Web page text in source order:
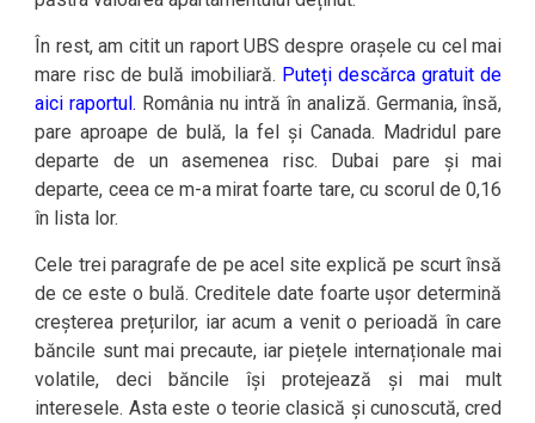
În rest, am citit un raport UBS despre orașele cu cel mai
mare risc de bulă imobiliară. Puteți descărca gratuit de
aici raportul. România nu intră în analiză. Germania, însă,
pare aproape de bulă, la fel și Canada. Madridul pare
departe de un asemenea risc. Dubai pare și mai
departe, ceea ce m-a mirat foarte tare, cu scorul de 0,16
în lista lor.
Cele trei paragrafe de pe acel site explică pe scurt însă
de ce este o bulă. Creditele date foarte ușor determină
creșterea prețurilor, iar acum a venit o perioadă în care
băncile sunt mai precaute, iar piețele internaționale mai
volatile, deci băncile își protejează și mai mult
interesele. Asta este o teorie clasică și cunoscută, cred